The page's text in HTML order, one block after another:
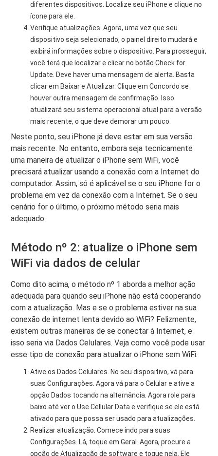
diferentes dispositivos. Localize seu iPhone e clique no
ícone para ele.
Verifique atualizações. Agora, uma vez que seu
dispositivo seja selecionado, o painel direito mudará e
exibirá informações sobre o dispositivo. Para prosseguir,
você terá que localizar e clicar no botão Check for
Update. Deve haver uma mensagem de alerta. Basta
clicar em Baixar e Atualizar. Clique em Concordo se
houver outra mensagem de confirmação. Isso
atualizará seu sistema operacional atual para a versão
mais recente, o que deve demorar um pouco.
Neste ponto, seu iPhone já deve estar em sua versão
mais recente. No entanto, embora seja tecnicamente
uma maneira de atualizar o iPhone sem WiFi, você
precisará atualizar usando a conexão com a Internet do
computador. Assim, só é aplicável se o seu iPhone for o
problema em vez da conexão com a Internet. Se o seu
cenário for o último, o próximo método seria mais
adequado.
Método nº 2: atualize o iPhone sem
WiFi via dados de celular
Como dito acima, o método nº 1 aborda a melhor ação
adequada para quando seu iPhone não está cooperando
com a atualização. Mas e se o problema estiver na sua
conexão de internet lenta devido ao WiFi? Felizmente,
existem outras maneiras de se conectar à Internet, e
isso seria via Dados Celulares. Veja como você pode usar
esse tipo de conexão para atualizar o iPhone sem WiFi:
Ative os Dados Celulares. No seu dispositivo, vá para
suas Configurações. Agora vá para o Celular e ative a
opção Dados tocando na alternância. Agora role para
baixo até ver o Use Cellular Data e verifique se ele está
ativado para que possa ser usado para atualizações.
Realizar atualização. Comece indo para suas
Configurações. Lá, toque em Geral. Agora, procure a
opção de Atualização de software e toque nela. Ele